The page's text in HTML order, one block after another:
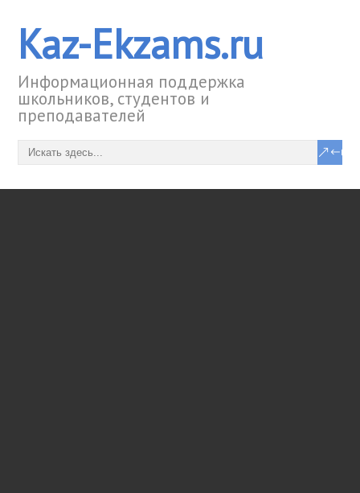
Kaz-Ekzams.ru
Информационная поддержка
школьников, студентов и
преподавателей